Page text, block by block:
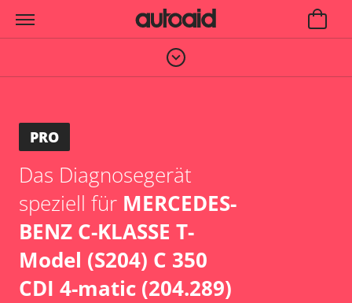
PRO
Das Diagnosegerät
speziell für MERCEDES-
BENZ C-KLASSE T-
Model (S204) C 350
CDI 4-matic (204.289)